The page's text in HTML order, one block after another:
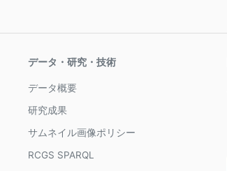
データ・研究・技術
データ概要
研究成果
サムネイル画像ポリシー
RCGS SPARQL